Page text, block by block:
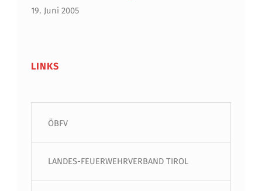
19. Juni 2005
LINKS
ÖBFV
LANDES-FEUERWEHRVERBAND TIROL